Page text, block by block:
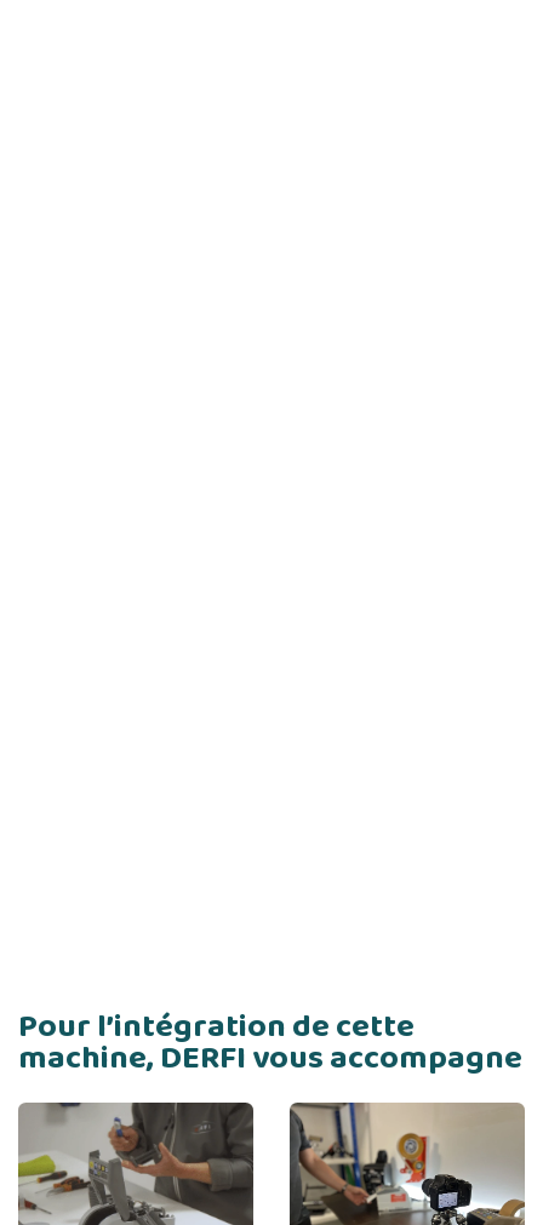
Pour l’intégration de cette
machine, DERFI vous accompagne